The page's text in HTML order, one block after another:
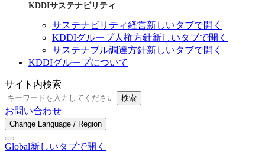
KDDIサステナビリティ
サステナビリティ経営新しいタブで開く
KDDIグループ人権方針新しいタブで開く
サステナブル調達方針新しいタブで開く
KDDIグループについて
サイト内検索
検索
お問い合わせ
Change Language / Region
Global新しいタブで開く